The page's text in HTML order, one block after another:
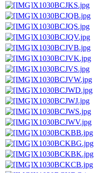
X1030BCJKS.jpg
X1030BCJQB.jpg
X1030BCJQS.jpg
X1030BCJQV.jpg
X1030BCJVB.jpg
X1030BCJVK.jpg
X1030BCJVS.jpg
X1030BCJVW.jpg
X1030BCJWD.jpg
X1030BCJWJ.jpg
X1030BCJWS.jpg
X1030BCJWV.jpg
X1030BCKBB.jpg
X1030BCKBG.jpg
X1030BCKBK.jpg
X1030BCKCB.jpg